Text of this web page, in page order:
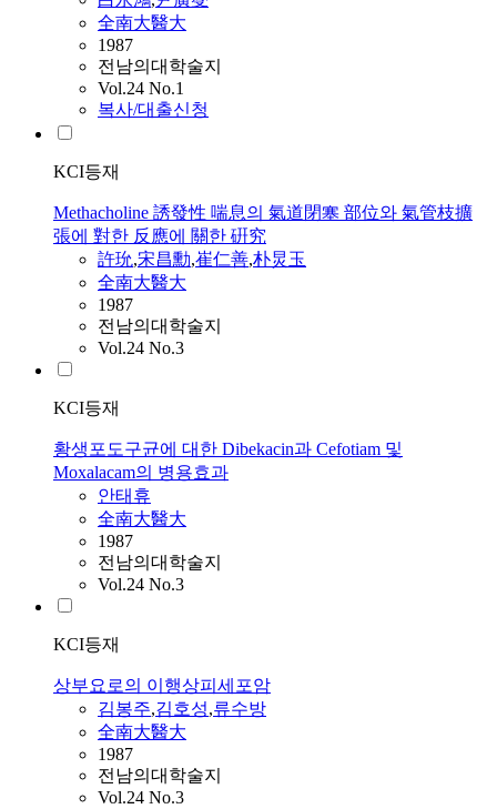
全南大醫大
1987
전남의대학술지
Vol.24 No.1
복사/대출신청
KCI등재
Methacholine 誘發性 喘息의 氣道閉塞 部位와 氣管枝擴
張에 對한 反應에 關한 硏究
許玧,宋昌勳,崔仁善,朴炅玉
全南大醫大
1987
전남의대학술지
Vol.24 No.3
KCI등재
황생포도구균에 대한 Dibekacin과 Cefotiam 및
Moxalacam의 병용효과
안태휴
全南大醫大
1987
전남의대학술지
Vol.24 No.3
KCI등재
상부요로의 이행상피세포암
김봉주,김호성,류수방
全南大醫大
1987
전남의대학술지
Vol.24 No.3